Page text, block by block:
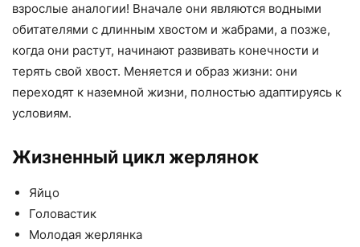
взрослые аналогии! Вначале они являются водными
обитателями с длинным хвостом и жабрами, а позже,
когда они растут, начинают развивать конечности и
терять свой хвост. Меняется и образ жизни: они
переходят к наземной жизни, полностью адаптируясь к
условиям.
Жизненный цикл жерлянок
Яйцо
Головастик
Молодая жерлянка